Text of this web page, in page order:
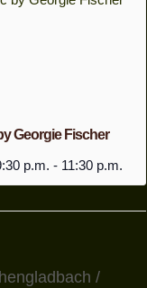
Georgie Fischer
p.m. - 11:30 p.m.
/